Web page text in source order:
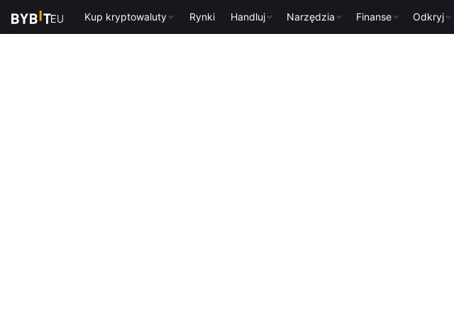
Kup kryptowaluty Rynki Handluj Narzędzia Finanse Odkryj